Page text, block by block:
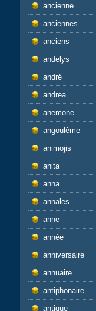
ancienne
anciennes
anciens
andelys
andré
andrea
anemone
angoulême
animojis
anita
anna
annales
anne
année
anniversaire
annuaire
antiphonaire
antique